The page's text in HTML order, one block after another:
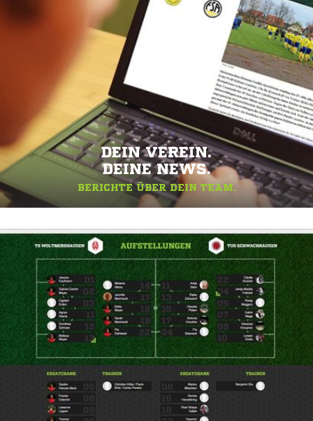
DEIN VEREIN.
DEINE NEWS.
BERICHTE ÜBER DEIN TEAM.